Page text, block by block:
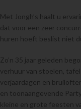
Met Jongh’s haalt u
dat voor een zeer
huren hoeft beslist niet
Zo’n 35 jaar geleden
verhuur van stoelen,
verjaardagen en
en toonaangevende
kleine en grote feesten